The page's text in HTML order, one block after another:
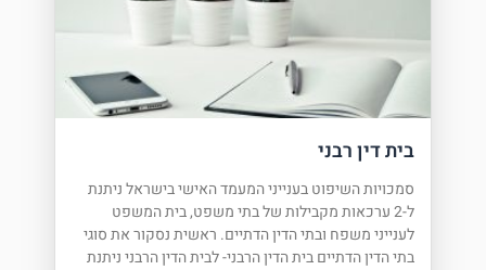
בית דין רבני
סמכויות השיפוט בענייני המעמד האישי בישראל ניתנת
ל-2 ערכאות מקבילות של בתי משפט, בית המשפט
לענייני משפח ובתי הדין הדתיים. ראשית נסקור את סוגי
בתי הדין הדתיים בית הדין הרבני- לבית הדין הרבני ניתנת